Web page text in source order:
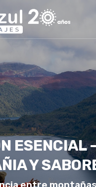
ESENCIAL
Y